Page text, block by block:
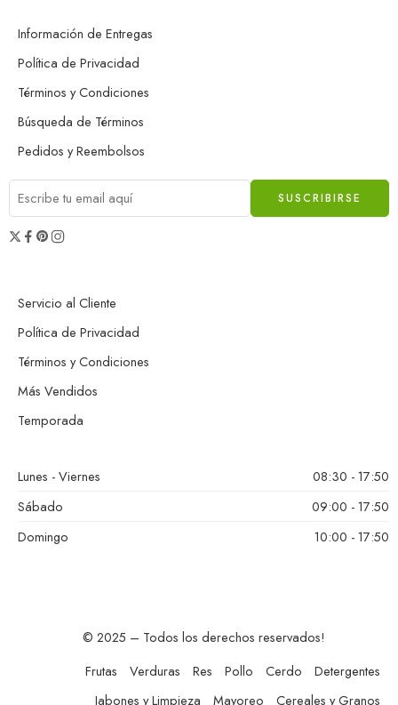
Información de Entregas
Política de Privacidad
Términos y Condiciones
Búsqueda de Términos
Pedidos y Reembolsos
Servicio al Cliente
Política de Privacidad
Términos y Condiciones
Más Vendidos
Temporada
Lunes - Viernes
08:30 - 17:50
Sábado
09:00 - 17:50
Domingo
10:00 - 17:50
© 2025 – Todos los derechos reservados!
Frutas
Verduras Res Pollo Cerdo
Detergentes
Jabones y Limpieza
Mayoreo Cereales y Granos